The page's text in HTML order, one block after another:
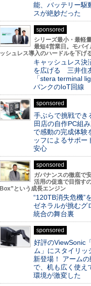
能、バッテリー駆
スが絶妙だった
sponsored
シリーズ最小・最軽
最短4営業日。モバ
ッシュレス導入のハードルを下げ
キャッシュレス決
を広げる 三井住
「stera terminal
バンクのIoT回線
sponsored
手ぶらで挑戦でき
田店の自作PC組
で感動の完成体験
ッフによるサポー
安心
sponsored
ガバナンスの徹底で
活用の促進で目指す
Box”という成長エンジン
“120TB消失危機”
ゼネラルが挑むグ
統合の舞台裏
sponsored
好評のViewSonic
ム」にスタイリッ
新登場！ アーム
で、机も広く使え
環境が激変した